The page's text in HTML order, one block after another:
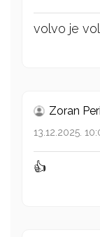
volvo je
Zoran
13.12.2025.
👍